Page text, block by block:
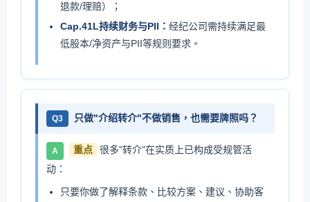
退款/理赔）；
Cap.41L持续财务与PII： 经纪公司需持续满足最
低股本/净资产与PII等规则要求。
Q3 只做"介绍转介"不做销售，也需要牌照吗？
A 重点
很多"转介"在实质上已构成受规管活
动：
只要你做了解释条款、比较方案、建议、协助客